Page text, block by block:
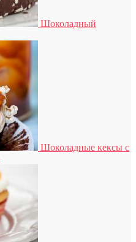
Шоколадный
Шоколадные кексы с